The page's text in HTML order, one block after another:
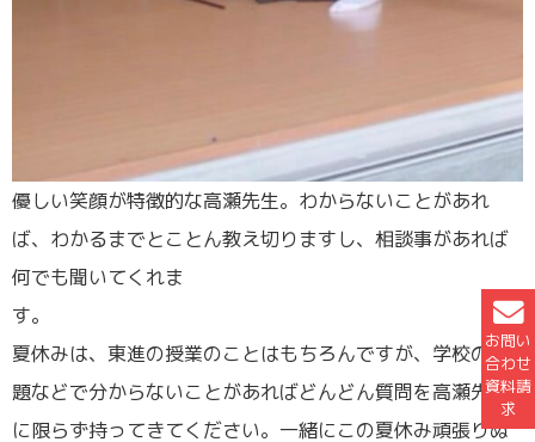
お問い
合わせ
資料請
求
優しい笑顔が特徴的な高瀬先生。わからないことがあれ
ば、わかるまでとことん教え切りますし、相談事があれば
何でも聞いてくれま
夏休みは、東進の授業のことはもちろんですが、学校の課
題などで分からないことがあればどんどん質問を高瀬先生
に限らず持ってきてください。一緒にこの夏休み頑張りぬ